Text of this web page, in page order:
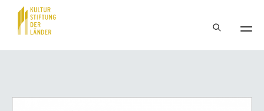
Hauptnavigation